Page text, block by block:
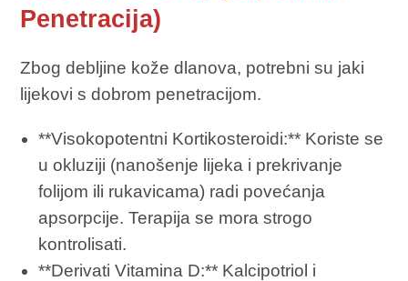
Penetracija)
Zbog debljine kože dlanova, potrebni su jaki
lijekovi s dobrom penetracijom.
**Visokopotentni Kortikosteroidi:** Koriste se
u okluziji (nanošenje lijeka i prekrivanje
folijom ili rukavicama) radi povećanja
apsorpcije. Terapija se mora strogo
kontrolisati.
**Derivati Vitamina D:** Kalcipotriol i